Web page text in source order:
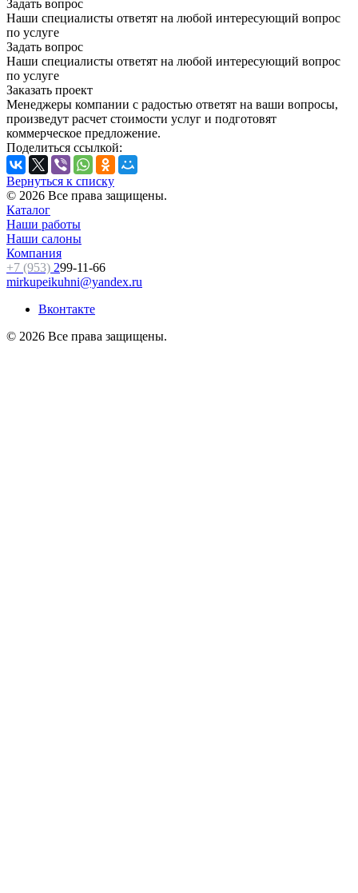
Задать вопрос
Наши специалисты ответят на любой интересующий вопрос
по услуге
Задать вопрос
Наши специалисты ответят на любой интересующий вопрос
по услуге
Заказать проект
Менеджеры компании с радостью ответят на ваши вопросы,
произведут расчет стоимости услуг и подготовят
коммерческое предложение.
Поделиться ссылкой:
Вернуться к списку
© 2026 Все права защищены.
Каталог
Наши работы
Наши салоны
Компания
+7 (953) 299-11-66
mirkupeikuhni@yandex.ru
Вконтакте
© 2026 Все права защищены.